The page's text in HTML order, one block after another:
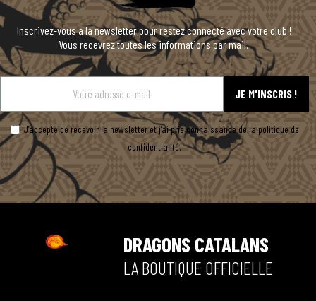
Inscrivez-vous à la newsletter pour restez connecté avec votre club !
Vous recevrez toutes les informations par mail.
JE M'INSCRIS !
J’accepte de recevoir la newsletter et j’ai pris connaissance de la politique de
confidentialité.
DRAGONS CATALANS
LA BOUTIQUE OFFICIELLE